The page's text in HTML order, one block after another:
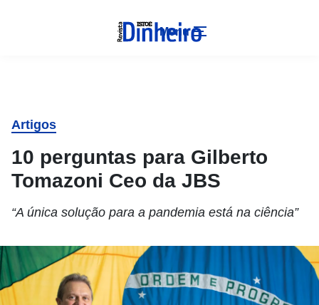
Menu
Artigos
10 perguntas para Gilberto
Tomazoni Ceo da JBS
“A única solução para a pandemia está na ciência”